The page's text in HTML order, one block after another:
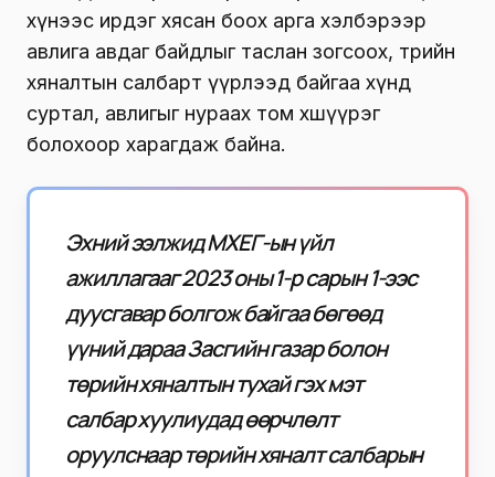
хүнээс ирдэг хясан боох арга хэлбэрээр
авлига авдаг байдлыг таслан зогсоох, төрийн
хяналтын салбарт үүрлээд байгаа хүнд
суртал, авлигыг нураах том хөшүүрэг
болохоор харагдаж байна.
Эхний ээлжид МХЕГ-ын үйл
ажиллагааг 2023 оны 1-р сарын 1-ээс
дуусгавар болгож байгаа бөгөөд
үүний дараа Засгийн газар болон
төрийн хяналтын тухай гэх мэт
салбар хуулиудад өөрчлөлт
оруулснаар төрийн хяналт салбарын